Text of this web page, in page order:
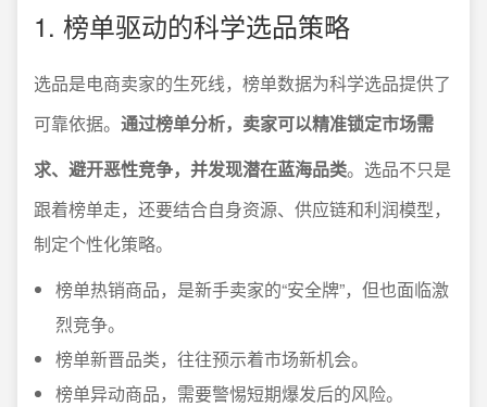
1. 榜单驱动的科学选品策略
选品是电商卖家的生死线，榜单数据为科学选品提供了
可靠依据。 通过榜单分析，卖家可以精准锁定市场需
求、避开恶性竞争，并发现潜在蓝海品类。选品不只是
跟着榜单走，还要结合自身资源、供应链和利润模型，
制定个性化策略。
榜单热销商品，是新手卖家的“安全牌”，但也面临激
烈竞争。
榜单新晋品类，往往预示着市场新机会。
榜单异动商品，需要警惕短期爆发后的风险。